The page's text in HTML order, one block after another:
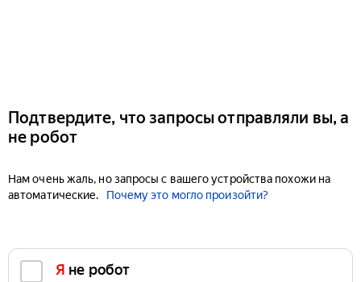
Подтвердите, что запросы отправляли вы, а
не робот
Нам очень жаль, но запросы с вашего устройства похожи на
автоматические.
Почему это могло произойти?
Я не робот